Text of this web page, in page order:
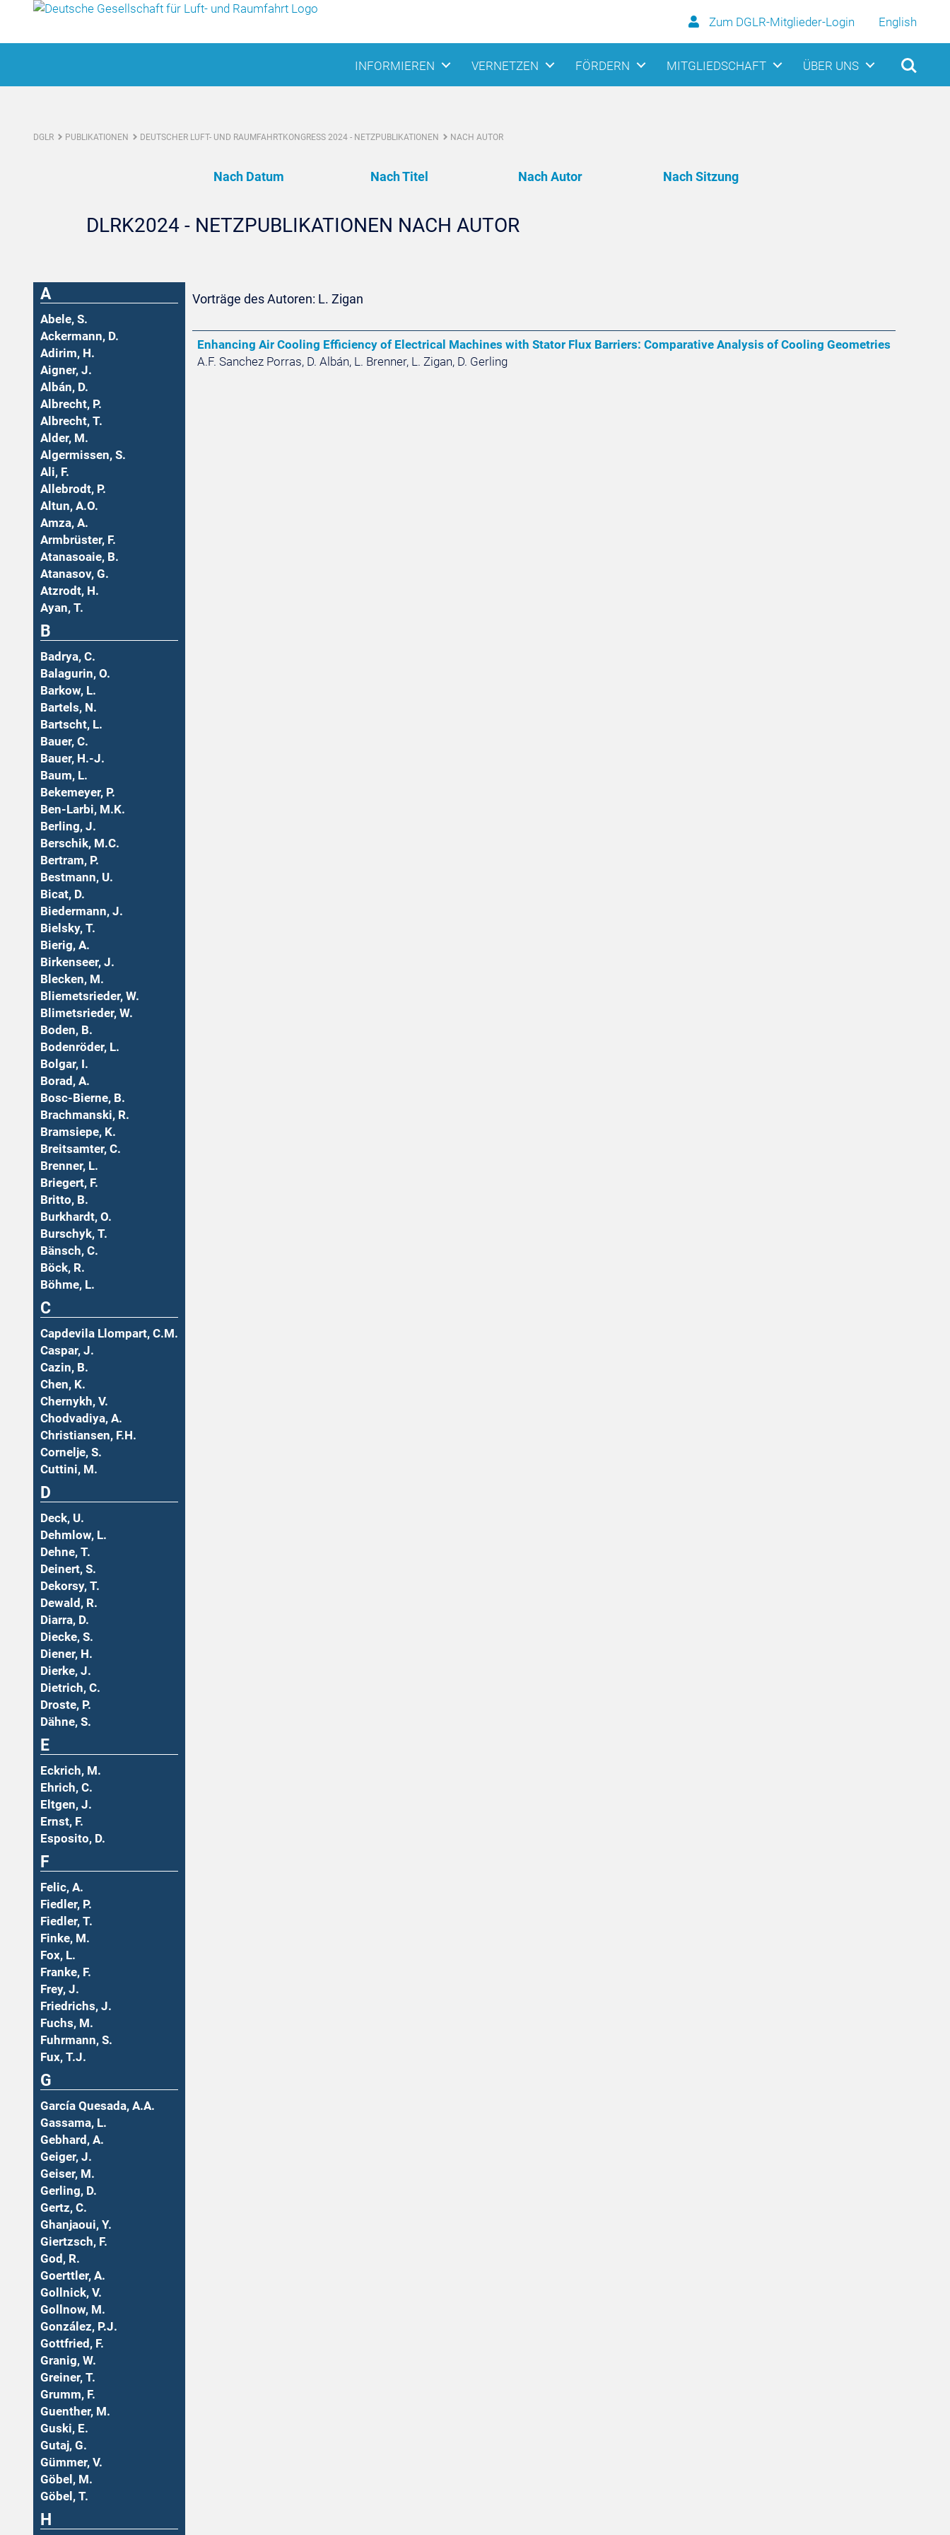
Zum DGLR-Mitglieder-Login English
INFORMIEREN VERNETZEN FÖRDERN MITGLIEDSCHAFT ÜBER UNS
DGLR PUBLIKATIONEN DEUTSCHER LUFT- UND RAUMFAHRTKONGRESS 2024 - NETZPUBLIKATIONEN NACH AUTOR
Nach Datum Nach Titel Nach Autor Nach Sitzung
DLRK2024 - NETZPUBLIKATIONEN NACH AUTOR
A
Abele, S.
Ackermann, D.
Adirim, H.
Aigner, J.
Albán, D.
Albrecht, P.
Albrecht, T.
Alder, M.
Algermissen, S.
Ali, F.
Allebrodt, P.
Altun, A.O.
Amza, A.
Armbrüster, F.
Atanasoaie, B.
Atanasov, G.
Atzrodt, H.
Ayan, T.
B
Badrya, C.
Balagurin, O.
Barkow, L.
Bartels, N.
Bartscht, L.
Bauer, C.
Bauer, H.-J.
Baum, L.
Bekemeyer, P.
Ben-Larbi, M.K.
Berling, J.
Berschik, M.C.
Bertram, P.
Bestmann, U.
Bicat, D.
Biedermann, J.
Bielsky, T.
Bierig, A.
Birkenseer, J.
Blecken, M.
Bliemetsrieder, W.
Blimetsrieder, W.
Boden, B.
Bodenröder, L.
Bolgar, I.
Borad, A.
Bosc-Bierne, B.
Brachmanski, R.
Bramsiepe, K.
Breitsamter, C.
Brenner, L.
Briegert, F.
Britto, B.
Burkhardt, O.
Burschyk, T.
Bänsch, C.
Böck, R.
Böhme, L.
C
Capdevila Llompart, C.M.
Caspar, J.
Cazin, B.
Chen, K.
Chernykh, V.
Chodvadiya, A.
Christiansen, F.H.
Cornelje, S.
Cuttini, M.
D
Deck, U.
Dehmlow, L.
Dehne, T.
Deinert, S.
Dekorsy, T.
Dewald, R.
Diarra, D.
Diecke, S.
Diener, H.
Dierke, J.
Dietrich, C.
Droste, P.
Dähne, S.
E
Eckrich, M.
Ehrich, C.
Eltgen, J.
Ernst, F.
Esposito, D.
F
Felic, A.
Fiedler, P.
Fiedler, T.
Finke, M.
Fox, L.
Franke, F.
Frey, J.
Friedrichs, J.
Fuchs, M.
Fuhrmann, S.
Fux, T.J.
G
García Quesada, A.A.
Gassama, L.
Gebhard, A.
Geiger, J.
Geiser, M.
Gerling, D.
Gertz, C.
Ghanjaoui, Y.
Giertzsch, F.
God, R.
Goerttler, A.
Gollnick, V.
Gollnow, M.
González, P.J.
Gottfried, F.
Granig, W.
Greiner, T.
Grumm, F.
Guenther, M.
Guski, E.
Gutaj, G.
Gümmer, V.
Göbel, M.
Göbel, T.
H
Vorträge des Autoren: L. Zigan
Enhancing Air Cooling Efficiency of Electrical Machines with Stator Flux Barriers: Comparative Analysis of Cooling Geometries
A.F. Sanchez Porras, D. Albán, L. Brenner, L. Zigan, D. Gerling